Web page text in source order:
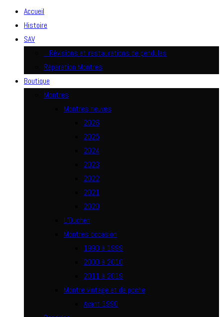
Accueil
Histoire
SAV
…Révisions et restaurations de pendules
Réparation Montres
Boutique
Montres
Montres neuves
2026
2025
2024
2023
2022
2021
2020
L’Duchen
Montres occasion
1990 à 1999
2000 à 2010
2011 à 2019
Montre vintage et de poche
Avant 1990